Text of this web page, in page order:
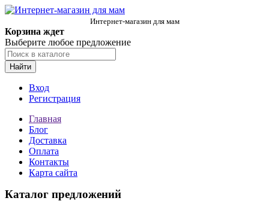
Интернет-магазин для мам
Корзина ждет
Выберите любое предложение
Найти
Вход
Регистрация
Главная
Блог
Доставка
Оплата
Контакты
Карта сайта
Каталог предложений